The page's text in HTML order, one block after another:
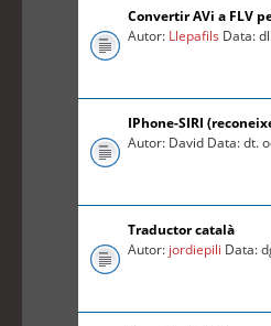
Convertir AVi a FLV
Autor: Llepafils Data:
IPhone-SIRI
Autor: David Data: dt.
Traductor català
Autor: jordiepili Data: